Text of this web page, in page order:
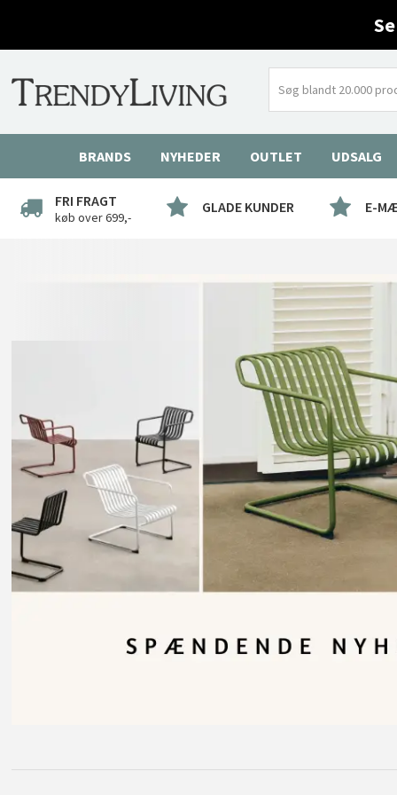
BRANDS NYHEDER OUTLET UDSALG
FRI FRAGT
køb over 699,-
GLADE KUNDER E-